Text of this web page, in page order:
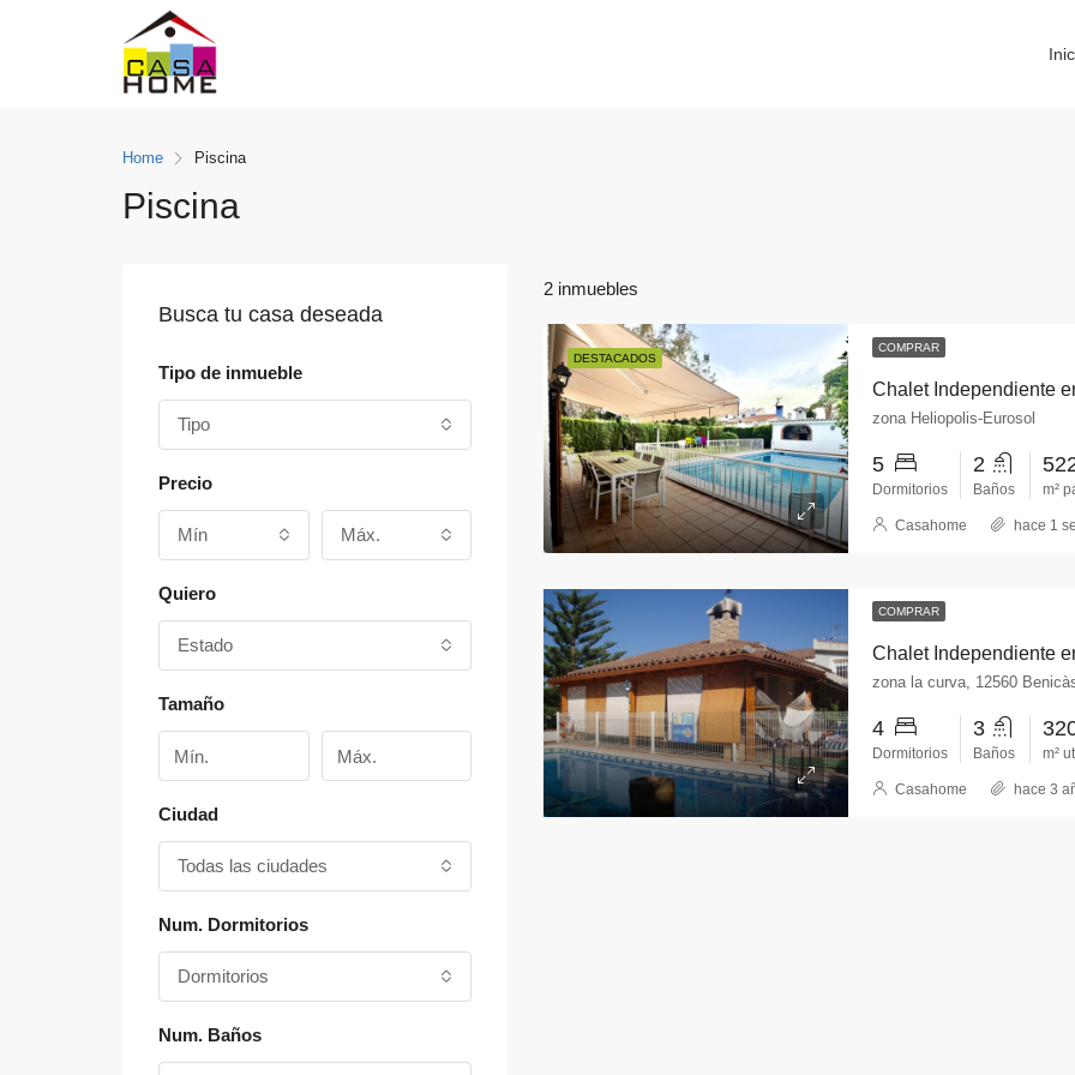
Home Piscina
Piscina
2 inmuebles
DESTACADOS
COMPRAR
Chalet Independiente
zona Heliopolis-Eurosol
5
Dormitorios
2
Baños m²
Casahome hace 1
COMPRAR
Chalet Independiente
zona la curva, 12560
4
Dormitorios
3
Baños m²
Casahome hace 3
Busca tu casa deseada
Tipo de inmueble
Tipo
Precio
Mín Máx.
Quiero
Estado
Tamaño
Ciudad
Todas las ciudades
Num. Dormitorios
Dormitorios
Num. Baños